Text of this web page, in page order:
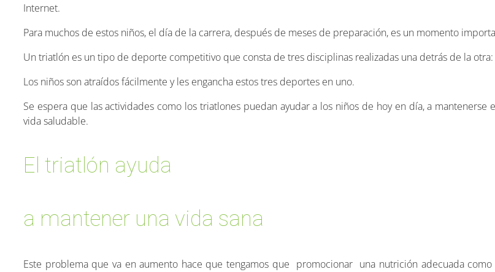
Internet.
Para muchos de estos niños, el día de la carrera, después de meses de preparación, es un momento
Un triatlón es un tipo de deporte competitivo que consta de tres disciplinas realizadas una detrás de la
Los niños son atraídos fácilmente y les engancha estos tres deportes en uno.
Se espera que las actividades como los triatlones puedan ayudar a los niños de hoy en día, a
vida saludable.
El triatlón ayuda
a mantener una vida sana
Este problema que va en aumento hace que tengamos que promocionar una nutrición adecuada